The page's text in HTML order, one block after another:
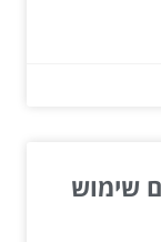
שימוש